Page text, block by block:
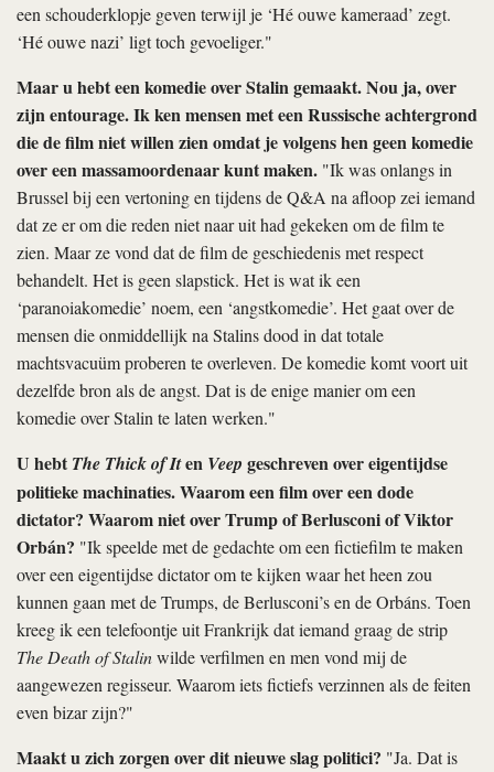
een schouderklopje geven terwijl je ‘Hé ouwe kameraad’ zegt.
‘Hé ouwe nazi’ ligt toch gevoeliger."
Maar u hebt een komedie over Stalin gemaakt. Nou ja, over
zijn entourage. Ik ken mensen met een Russische achtergrond
die de film niet willen zien omdat je volgens hen geen komedie
over een massamoordenaar kunt maken. "Ik was onlangs in
Brussel bij een vertoning en tijdens de Q&A na afloop zei iemand
dat ze er om die reden niet naar uit had gekeken om de film te
zien. Maar ze vond dat de film de geschiedenis met respect
behandelt. Het is geen slapstick. Het is wat ik een
‘paranoiakomedie’ noem, een ‘angstkomedie’. Het gaat over de
mensen die onmiddellijk na Stalins dood in dat totale
machtsvacuüm proberen te overleven. De komedie komt voort uit
dezelfde bron als de angst. Dat is de enige manier om een
komedie over Stalin te laten werken."
U hebt The Thick of Iten Veep geschreven over eigentijdse
politieke machinaties. Waarom een film over een dode
dictator? Waarom niet over Trump of Berlusconi of Viktor
Orbán? "Ik speelde met de gedachte om een fictiefilm te maken
over een eigentijdse dictator om te kijken waar het heen zou
kunnen gaan met de Trumps, de Berlusconi’s en de Orbáns. Toen
kreeg ik een telefoontje uit Frankrijk dat iemand graag de strip
The Death of Stalinwilde verfilmen en men vond mij de
aangewezen regisseur. Waarom iets fictiefs verzinnen als de feiten
even bizar zijn?"
Maakt u zich zorgen over dit nieuwe slag politici? "Ja. Dat is